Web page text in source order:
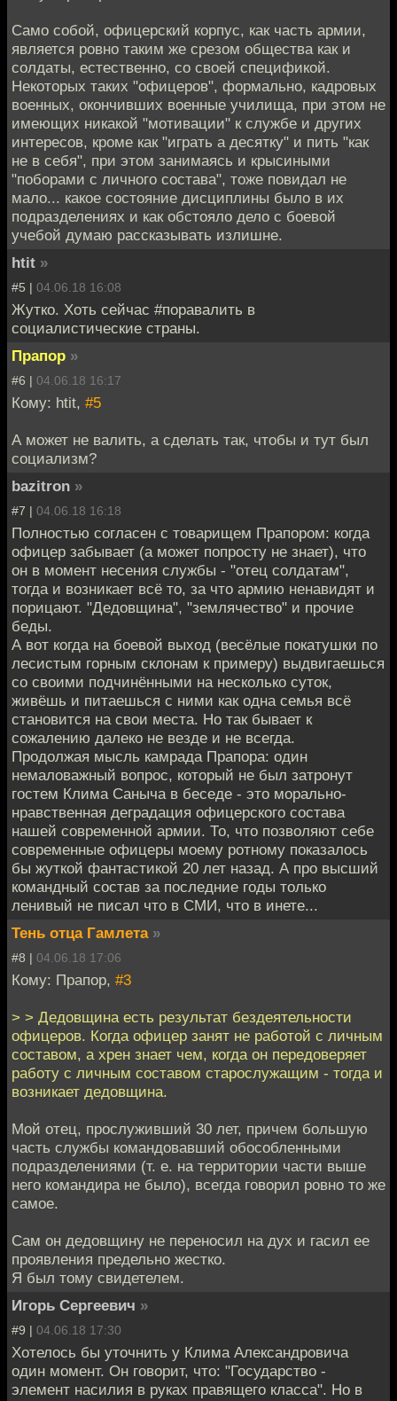
Само собой, офицерский корпус, как часть армии,
является ровно таким же срезом общества как и
солдаты, естественно, со своей спецификой.
Некоторых таких "офицеров", формально, кадровых
военных, окончивших военные училища, при этом не
имеющих никакой "мотивации" к службе и других
интересов, кроме как "играть а десятку" и пить "как
не в себя", при этом занимаясь и крысиными
"поборами с личного состава", тоже повидал не
мало... какое состояние дисциплины было в их
подразделениях и как обстояло дело с боевой
учебой думаю рассказывать излишне.
htit »
#5 | 04.06.18 16:08
Жутко. Хоть сейчас #поравалить в
социалистические страны.
Прапор »
#6 | 04.06.18 16:17
Кому: htit, #5
А может не валить, а сделать так, чтобы и тут был
социализм?
bazitron »
#7 | 04.06.18 16:18
Полностью согласен с товарищем Прапором: когда
офицер забывает (а может попросту не знает), что
он в момент несения службы - "отец солдатам",
тогда и возникает всё то, за что армию ненавидят и
порицают. "Дедовщина", "землячество" и прочие
беды.
А вот когда на боевой выход (весёлые покатушки по
лесистым горным склонам к примеру) выдвигаешься
со своими подчинёнными на несколько суток,
живёшь и питаешься с ними как одна семья всё
становится на свои места. Но так бывает к
сожалению далеко не везде и не всегда.
Продолжая мысль камрада Прапора: один
немаловажный вопрос, который не был затронут
гостем Клима Саныча в беседе - это морально-
нравственная деградация офицерского состава
нашей современной армии. То, что позволяют себе
современные офицеры моему ротному показалось
бы жуткой фантастикой 20 лет назад. А про высший
командный состав за последние годы только
ленивый не писал что в СМИ, что в инете...
Тень отца Гамлета »
#8 | 04.06.18 17:06
Кому: Прапор, #3
> > Дедовщина есть результат бездеятельности
офицеров. Когда офицер занят не работой с личным
составом, а хрен знает чем, когда он передоверяет
работу с личным составом старослужащим - тогда и
возникает дедовщина.
Мой отец, прослуживший 30 лет, причем большую
часть службы командовавший обособленными
подразделениями (т. е. на территории части выше
него командира не было), всегда говорил ровно то же
самое.
Сам он дедовщину не переносил на дух и гасил ее
проявления предельно жестко.
Я был тому свидетелем.
Игорь Сергеевич »
#9 | 04.06.18 17:30
Хотелось бы уточнить у Клима Александровича
один момент. Он говорит, что: "Государство -
элемент насилия в руках правящего класса". Но в